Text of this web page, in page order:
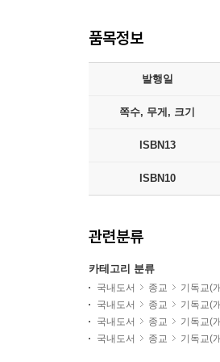
품목정보
발행일
쪽수, 무게, 크기
ISBN13
ISBN10
관련분류
카테고리 분류
국내도서 종교 기독교(
국내도서
종교 기독교(
국내도서
종교 기독교(
국내도서
종교 기독교(